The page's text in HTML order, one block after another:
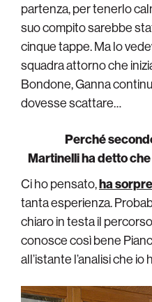
partenza, per tenerlo
suo compito sarebbe
cinque tappe. Ma lo
squadra attorno che
Bondone, Ganna
dovesse scattare…
Perché
Martinelli ha detto
Ci ho pensato,ha
tanta esperienza.
chiaro in testa il
conosce così bene
all’istante l’analisi che